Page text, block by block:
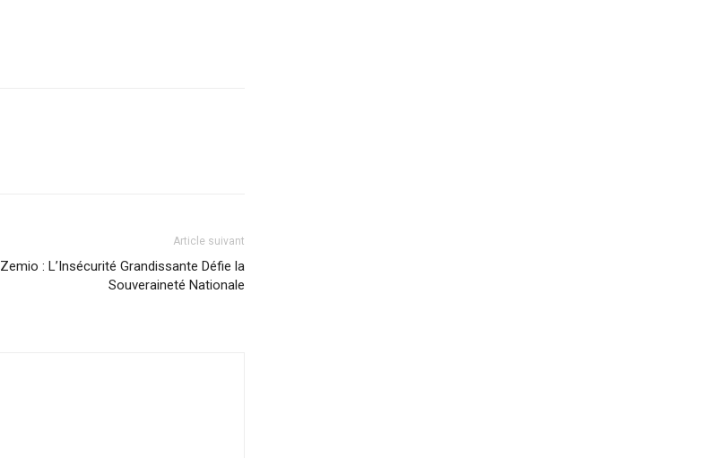
Article suivant
Zemio : L’Insécurité Grandissante Défie la
Souveraineté Nationale